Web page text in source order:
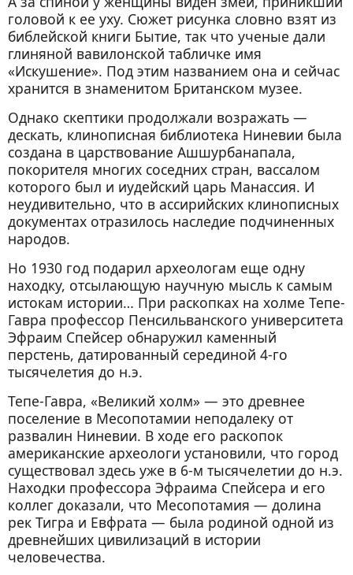
головой к ее уху. Сюжет рисунка словно взят из
библейской книги Бытие, так что ученые дали
глиняной вавилонской табличке имя
«Искушение». Под этим названием она и сейчас
хранится в знаменитом Британском музее.
Однако скептики продолжали возражать —
дескать, клинописная библиотека Ниневии была
создана в царствование Ашшурбанапала,
покорителя многих соседних стран, вассалом
которого был и иудейский царь Манассия. И
неудивительно, что в ассирийских клинописных
документах отразилось наследие подчиненных
народов.
Но 1930 год подарил археологам еще одну
находку, отсылающую научную мысль к самым
истокам истории… При раскопках на холме Тепе-
Гавра профессор Пенсильванского университета
Эфраим Спейсер обнаружил каменный
перстень, датированный серединой 4-го
тысячелетия до н.э.
Тепе-Гавра, «Великий холм» — это древнее
поселение в Месопотамии неподалеку от
развалин Ниневии. В ходе его раскопок
американские археологи установили, что город
существовал здесь уже в 6-м тысячелетии до н.э.
Находки профессора Эфраима Спейсера и его
коллег доказали, что Месопотамия — долина
рек Тигра и Евфрата — была родиной одной из
древнейших цивилизаций в истории
человечества.